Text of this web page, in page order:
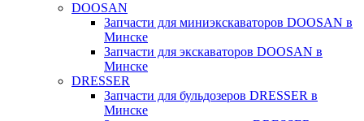
DOOSAN
Запчасти для миниэкскаваторов DOOSAN в
Минске
Запчасти для экскаваторов DOOSAN в
Минске
DRESSER
Запчасти для бульдозеров DRESSER в
Минске